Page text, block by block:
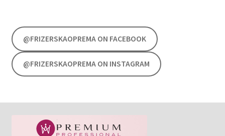
@FRIZERSKAOPREMA ON FACEBOOK
@FRIZERSKAOPREMA ON INSTAGRAM